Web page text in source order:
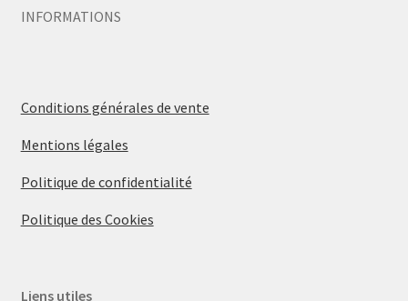
INFORMATIONS
Conditions générales de vente
Mentions légales
Politique de confidentialité
Politique des Cookies
Liens utiles